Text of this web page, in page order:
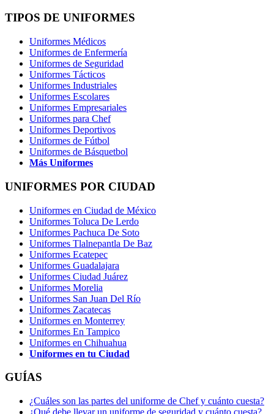
TIPOS DE UNIFORMES
Uniformes Médicos
Uniformes de Enfermería
Uniformes de Seguridad
Uniformes Tácticos
Uniformes Industriales
Uniformes Escolares
Uniformes Empresariales
Uniformes para Chef
Uniformes Deportivos
Uniformes de Fútbol
Uniformes de Básquetbol
Más Uniformes
UNIFORMES POR CIUDAD
Uniformes en Ciudad de México
Uniformes Toluca De Lerdo
Uniformes Pachuca De Soto
Uniformes Tlalnepantla De Baz
Uniformes Ecatepec
Uniformes Guadalajara
Uniformes Ciudad Juárez
Uniformes Morelia
Uniformes San Juan Del Río
Uniformes Zacatecas
Uniformes en Monterrey
Uniformes En Tampico
Uniformes en Chihuahua
Uniformes en tu Ciudad
GUÍAS
¿Cuáles son las partes del uniforme de Chef y cuánto cuesta?
¿Qué debe llevar un uniforme de seguridad y cuánto cuesta?